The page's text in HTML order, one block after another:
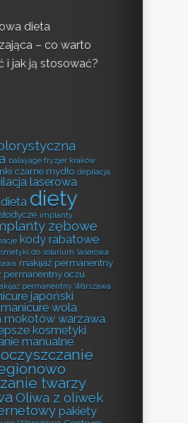
dieta
– co warto
i jak ją stosować?
balayage fryzjer kraków
czarne mydło depilacja
laserowa
dieta diety
implanty
zębowe
kody rabatowe
do solarium laserowa
makijaż permanentny
permanentny oczu
permanentny Warszawa
japoński
manicure wola
mokotów warzawa
kosmetyki
manualne
oczyszczanie
twarzy
Oliwa z oliwek
pakiety